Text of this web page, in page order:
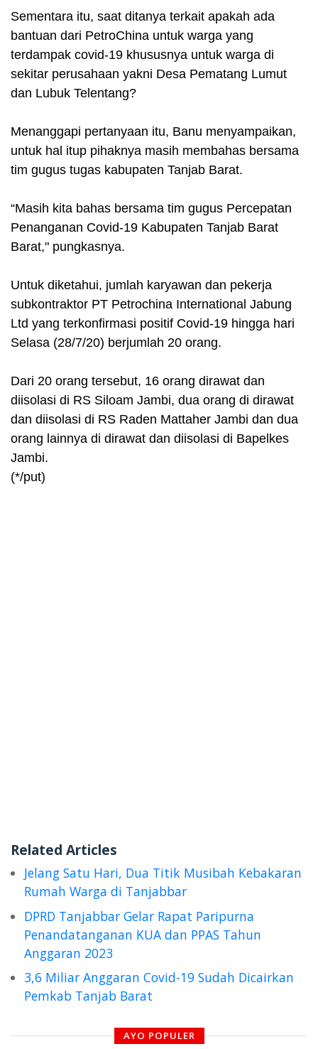
Sementara itu, saat ditanya terkait apakah ada
bantuan dari PetroChina untuk warga yang
terdampak covid-19 khususnya untuk warga di
sekitar perusahaan yakni Desa Pematang Lumut
dan Lubuk Telentang?
Menanggapi pertanyaan itu, Banu menyampaikan,
untuk hal itup pihaknya masih membahas bersama
tim gugus tugas kabupaten Tanjab Barat.
“Masih kita bahas bersama tim gugus Percepatan
Penanganan Covid-19 Kabupaten Tanjab Barat
Barat," pungkasnya.
Untuk diketahui, jumlah karyawan dan pekerja
subkontraktor PT Petrochina International Jabung
Ltd yang terkonfirmasi positif Covid-19 hingga hari
Selasa (28/7/20) berjumlah 20 orang.
Dari 20 orang tersebut, 16 orang dirawat dan
diisolasi di RS Siloam Jambi, dua orang di dirawat
dan diisolasi di RS Raden Mattaher Jambi dan dua
orang lainnya di dirawat dan diisolasi di Bapelkes
Jambi.
(*/put)
Related Articles
Jelang Satu Hari, Dua Titik Musibah Kebakaran
Rumah Warga di Tanjabbar
DPRD Tanjabbar Gelar Rapat Paripurna
Penandatanganan KUA dan PPAS Tahun
Anggaran 2023
3,6 Miliar Anggaran Covid-19 Sudah Dicairkan
Pemkab Tanjab Barat
AYO POPULER